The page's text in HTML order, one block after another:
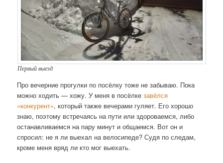
Первый выезд
Про вечерние прогулки по посёлку тоже не забываю. Пока
можно ходить — хожу. У меня в посёлкезавёлся
«конкурент», который также вечерами гуляет. Его хорошо
знаю, поэтому встречаясь на пути или здороваемся, либо
останавливаемся на пару минут и общаемся. Вот он и
спросил: не я ли выехал на велосипеде? Судя по следам,
кроме меня вряд ли кто мог выехать.